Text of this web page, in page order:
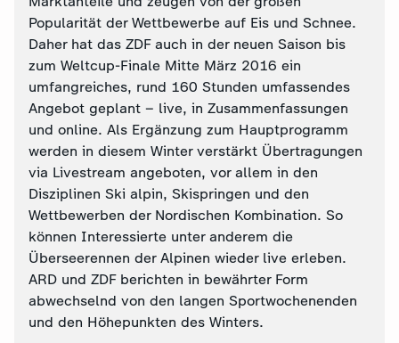
Popularität der Wettbewerbe auf Eis und Schnee.
Daher hat das ZDF auch in der neuen Saison bis
zum Weltcup-Finale Mitte März 2016 ein
umfangreiches, rund 160 Stunden umfassendes
Angebot geplant – live, in Zusammenfassungen
und online. Als Ergänzung zum Hauptprogramm
werden in diesem Winter verstärkt Übertragungen
via Livestream angeboten, vor allem in den
Disziplinen Ski alpin, Skispringen und den
Wettbewerben der Nordischen Kombination. So
können Interessierte unter anderem die
Überseerennen der Alpinen wieder live erleben.
ARD und ZDF berichten in bewährter Form
abwechselnd von den langen Sportwochenenden
und den Höhepunkten des Winters.